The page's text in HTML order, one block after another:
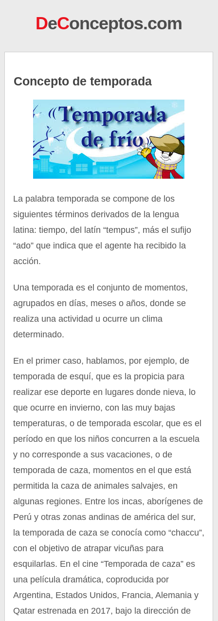
DeConceptos.com
Concepto de temporada
La palabra temporada se compone de los
siguientes términos derivados de la lengua
latina: tiempo, del latín “tempus”, más el sufijo
“ado” que indica que el agente ha recibido la
acción.
Una temporada es el conjunto de momentos,
agrupados en días, meses o años, donde se
realiza una actividad u ocurre un clima
determinado.
En el primer caso, hablamos, por ejemplo, de
temporada de esquí, que es la propicia para
realizar ese deporte en lugares donde nieva, lo
que ocurre en invierno, con las muy bajas
temperaturas, o de temporada escolar, que es el
período en que los niños concurren a la escuela
y no corresponde a sus vacaciones, o de
temporada de caza, momentos en el que está
permitida la caza de animales salvajes, en
algunas regiones. Entre los incas, aborígenes de
Perú y otras zonas andinas de américa del sur,
la temporada de caza se conocía como “chaccu”,
con el objetivo de atrapar vicuñas para
esquilarlas. En el cine “Temporada de caza” es
una película dramática, coproducida por
Argentina, Estados Unidos, Francia, Alemania y
Qatar estrenada en 2017, bajo la dirección de